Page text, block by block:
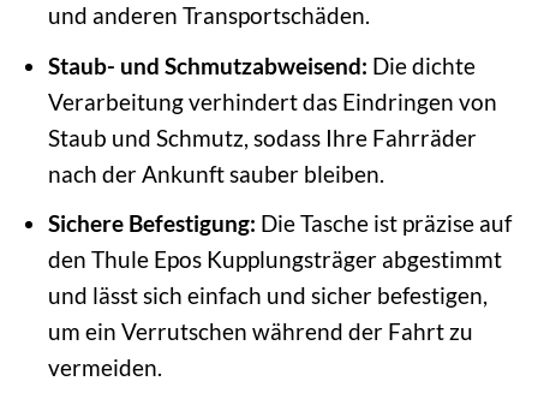
und anderen Transportschäden.
Staub- und Schmutzabweisend: Die dichte
Verarbeitung verhindert das Eindringen von
Staub und Schmutz, sodass Ihre Fahrräder
nach der Ankunft sauber bleiben.
Sichere Befestigung: Die Tasche ist präzise auf
den Thule Epos Kupplungsträger abgestimmt
und lässt sich einfach und sicher befestigen,
um ein Verrutschen während der Fahrt zu
vermeiden.